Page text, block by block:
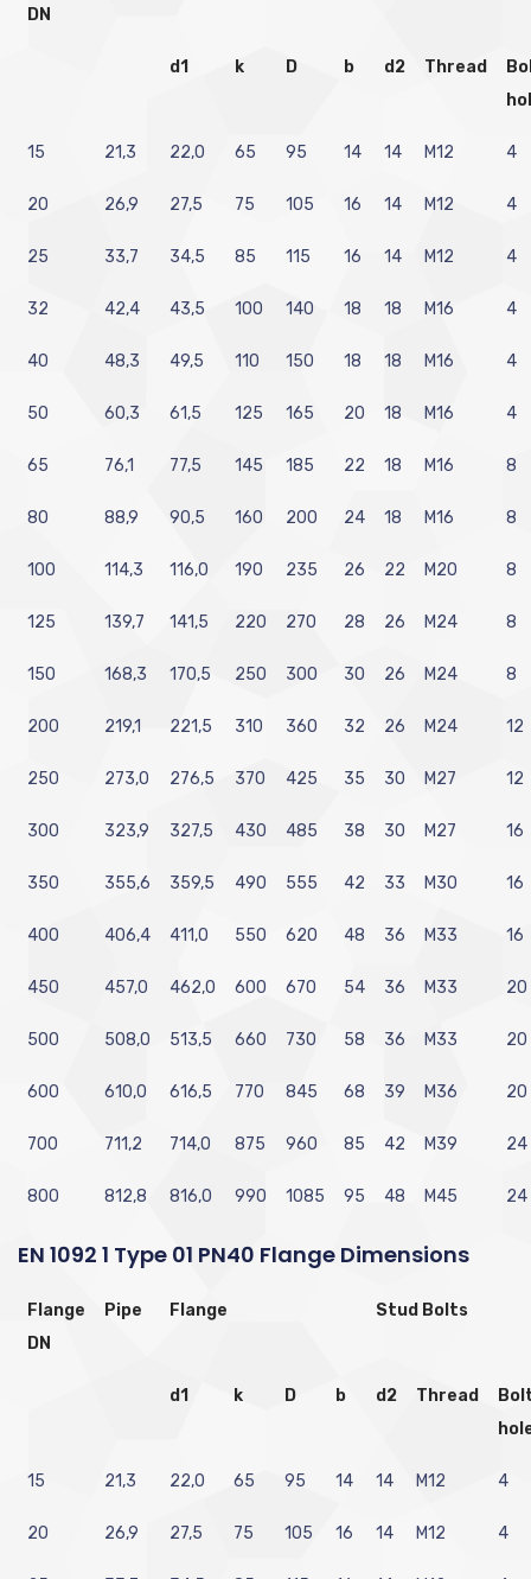
DN
d1 k D b d2 Thread
15 21,3 22,0 65 95 14 14 M12 4
20 26,9 27,5 75 105 16 14 M12 4
25 33,7 34,5 85 115 16 14 M12 4
32 42,4 43,5 100 140 18 18 M16 4
40 48,3 49,5 110 150 18 18 M16 4
50 60,3 61,5 125 165 20 18 M16 4
65 76,1 77,5 145 185 22 18 M16 8
80 88,9 90,5 160 200 24 18 M16 8
100 114,3 116,0 190 235 26 22 M20 8
125 139,7 141,5 220 270 28 26 M24 8
150 168,3 170,5 250 300 30 26 M24 8
200 219,1 221,5 310 360 32 26 M24 12
250 273,0 276,5 370 425 35 30 M27 12
300 323,9 327,5 430 485 38 30 M27 16
350 355,6 359,5 490 555 42 33 M30 16
400 406,4 411,0 550 620 48 36 M33 16
450 457,0 462,0 600 670 54 36 M33 20
500 508,0 513,5 660 730 58 36 M33 20
600 610,0 616,5 770 845 68 39 M36 20
700 711,2 714,0 875 960 85 42 M39 24
800 812,8 816,0 990 1085 95 48 M45 24
EN 1092 1 Type 01 PN40 Flange Dimensions
Flange
DN
Pipe Flange Stud Bolts
d1 k D b d2 Thread
15 21,3 22,0 65 95 14 14 M12 4
20 26,9 27,5 75 105 16 14 M12 4